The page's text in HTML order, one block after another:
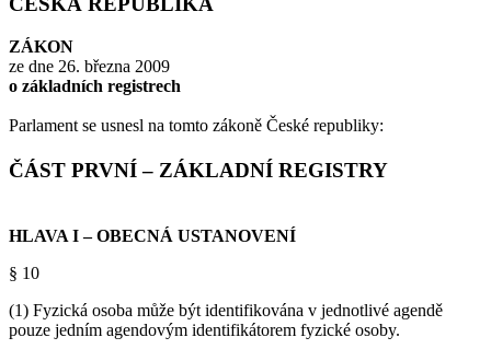
ZÁKON
ze dne 26. března 2009
o základních registrech
Parlament se usnesl na tomto zákoně České republiky:
ČÁST PRVNÍ – ZÁKLADNÍ REGISTRY
HLAVA I– OBECNÁ USTANOVENÍ
§ 10
(1) Fyzická osoba může být identifikována v jednotlivé agendě
pouze jedním agendovým identifikátorem fyzické osoby.